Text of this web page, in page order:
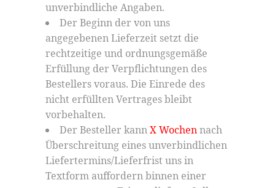
unverbindliche Angaben.
Der Beginn der von uns
angegebenen Lieferzeit setzt die
rechtzeitige und ordnungsgemäße
Erfüllung der Verpflichtungen des
Bestellers voraus. Die Einrede des
nicht erfüllten Vertrages bleibt
vorbehalten.
Der Besteller kannX Wochennach
Überschreitung eines unverbindlichen
Liefertermins/Lieferfrist uns in
Textform auffordern binnen einer